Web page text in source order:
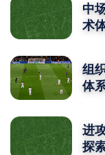
中
术
组
体
进
探